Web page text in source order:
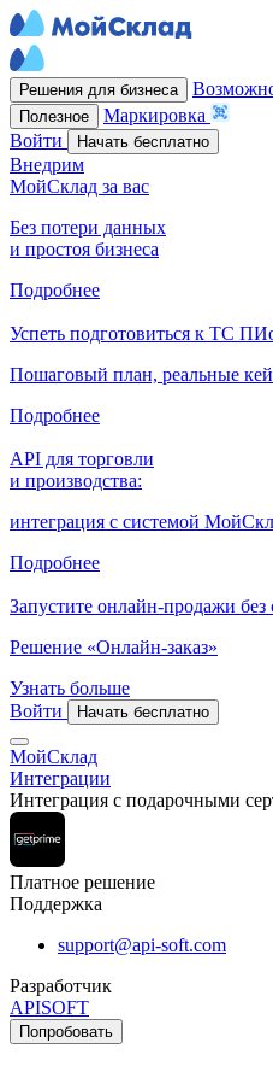
Решения для бизнеса
Полезное
Маркировка
Войти
Начать бесплатно
Внедрим
МойСклад за вас
Без потери данных
и простоя бизнеса
Подробнее
Успеть подготовиться к ТС
Пошаговый план, реальные
Подробнее
API для торговли
и производства:
интеграция с системой
Подробнее
Запустите онлайн-продажи без
Решение «Онлайн-заказ»
Узнать больше
Войти
Начать бесплатно
МойСклад
Интеграции
Интеграция с подарочными
Платное решение
Поддержка
support@api-soft.com
Разработчик
APISOFT
Попробовать